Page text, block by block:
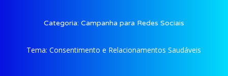
Categoria: Campanha para Redes Sociais
Tema:Consentimento e Relacionamentos Saudáveis